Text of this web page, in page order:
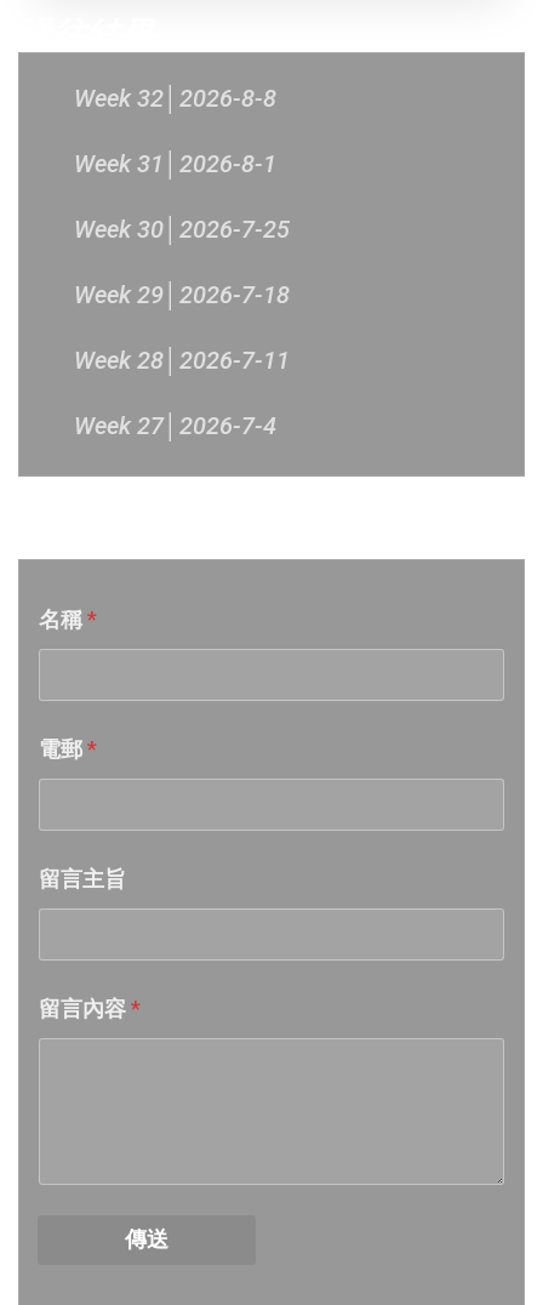
Week 32│2026-8-8
Week 31│2026-8-1
Week 30│2026-7-25
Week 29│2026-7-18
Week 28│2026-7-11
Week 27│2026-7-4
Week 25│2026-6-20
Week 24│2026-6-12
Week 22│2026-5-30
Week 20│2026-5-16
Week 18│2026-5-2
名稱*
電郵*
留言主旨
留言內容*
傳送